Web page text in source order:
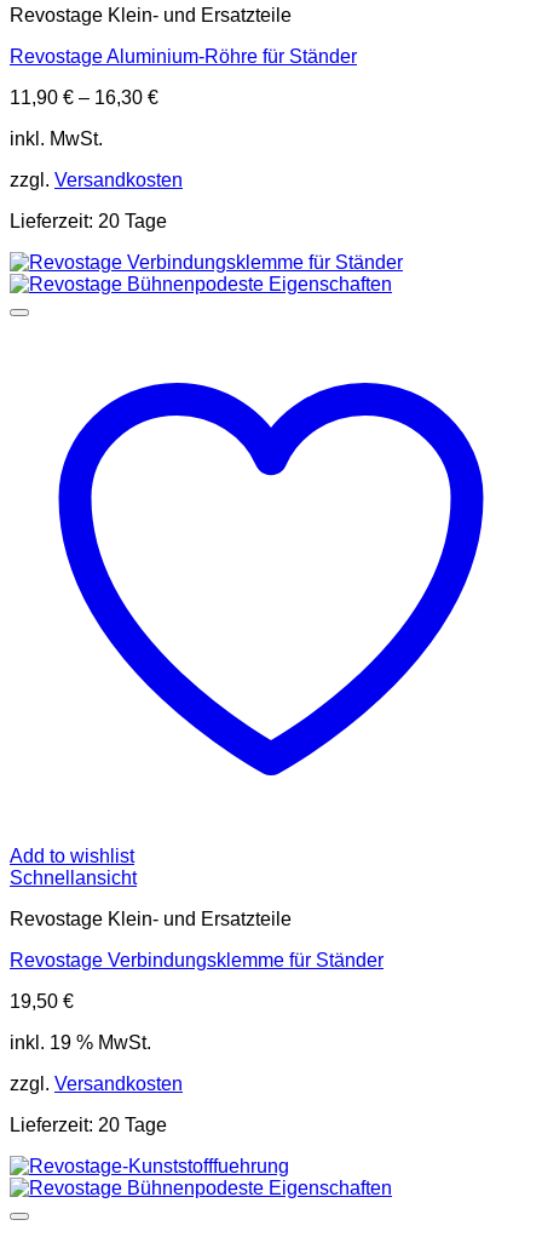
Revostage Klein- und Ersatzteile
Revostage Aluminium-Röhre für Ständer
11,90 € – 16,30 €
inkl. MwSt.
zzgl. Versandkosten
Lieferzeit: 20 Tage
Add to wishlist
Schnellansicht
Revostage Klein- und Ersatzteile
Revostage Verbindungsklemme für Ständer
19,50 €
inkl. 19 % MwSt.
zzgl. Versandkosten
Lieferzeit: 20 Tage